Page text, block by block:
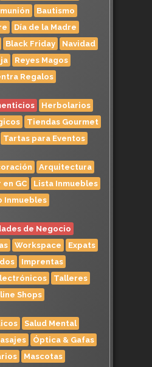
Bautismo
Día de la Madre
Black Friday
Navidad
Reyes Magos
Regalos
Herbolarios
Tiendas Gourmet
Tartas para Eventos
Arquitectura
GC
Lista Inmuebles
Inmuebles
de Negocio
Workspace
Expats
Imprentas
Talleres
Shops
Salud Mental
Óptica & Gafas
Mascotas